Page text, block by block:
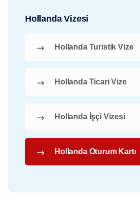
Hollanda Vizesi
Hollanda Turistik Vize
Hollanda Ticari Vize
Hollanda İşçi Vizesi
Hollanda Oturum Kartı